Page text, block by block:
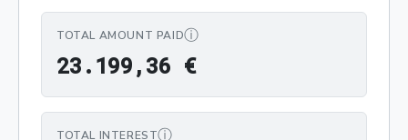
TOTAL AMOUNT PAIDⓘ
23.199,36 €23.199,36 €
TOTAL INTERESTⓘ